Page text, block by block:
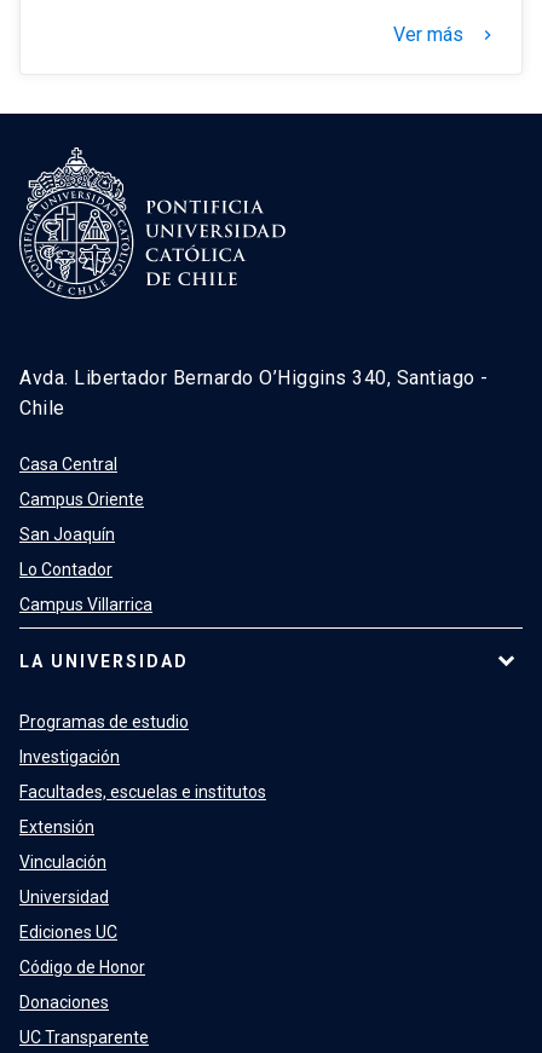
Ver más keyboard_arrow_right
Avda. Libertador Bernardo O’Higgins 340, Santiago -
Chile
Casa Central
Campus Oriente
San Joaquín
Lo Contador
Campus Villarrica
LA UNIVERSIDAD
Programas de estudio
Investigación
Facultades, escuelas e institutos
Extensión
Vinculación
Universidad
Ediciones UC
Código de Honor
Donaciones
UC Transparente